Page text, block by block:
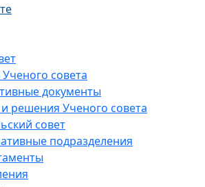
Ученого совета
документы
решения Ученого совета
совет
подразделения